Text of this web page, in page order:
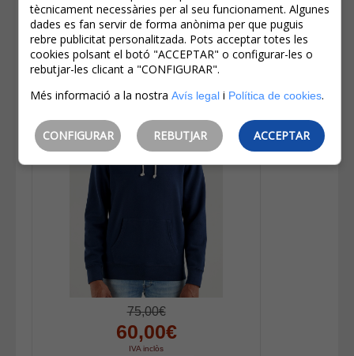
Levi's® Samarreta De Dona De M/c
17369-3196 Blau Marí
75,00€
60,00€
IVA inclòs
tècnicament necessàries per al seu funcionament. Algunes
dades es fan servir de forma anònima per que puguis
rebre publicitat personalitzada. Pots acceptar totes les
cookies polsant el botó "ACCEPTAR" o configurar-les o
rebutjar-les clicant a "CONFIGURAR".
Més informació a la nostra Avís legali Política de cookies.
CONFIGURAR REBUTJAR ACCEPTAR